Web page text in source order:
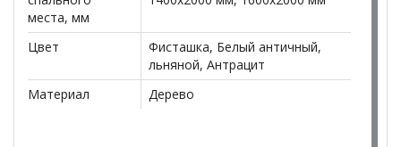
могут отличаться от цен в розничных магазинах-
салонах сети!
места, мм
Цвет
Фисташка, Белый античный,
льняной, Антрацит
Материал
Дерево